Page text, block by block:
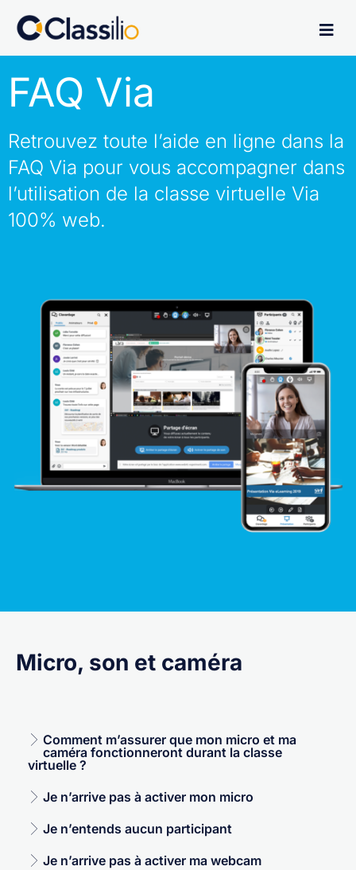
FAQ Via
Retrouvez toute l’aide en ligne dans la
FAQ Via pour vous accompagner dans
l’utilisation de la classe virtuelle Via
100% web.
Micro, son et caméra
Comment m’assurer que mon micro et ma
caméra fonctionneront durant la classe
virtuelle ?
Je n’arrive pas à activer mon micro
Je n’entends aucun participant
Je n’arrive pas à activer ma webcam